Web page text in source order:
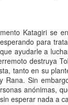
Katagiri se
para
ayudarle a
destruya
tanto en su
Rana. Sin
anónimas,
esperar nada a